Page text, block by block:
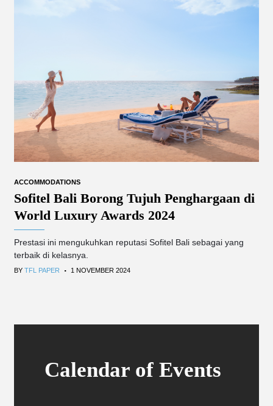
ACCOMMODATIONS
Sofitel Bali Borong Tujuh Penghargaan di
World Luxury Awards 2024
Prestasi ini mengukuhkan reputasi Sofitel Bali sebagai yang
terbaik di kelasnya.
BY TFL PAPER . 1 NOVEMBER 2024
Calendar of Events